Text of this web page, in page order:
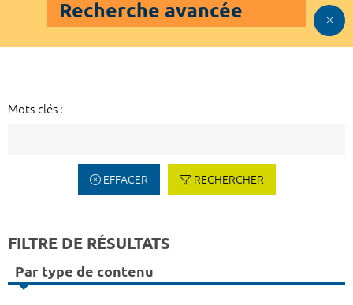
Recherche avancée
Mots-clés :
EFFACER RECHERCHER
FILTRE DE RÉSULTATS
Par type de contenu